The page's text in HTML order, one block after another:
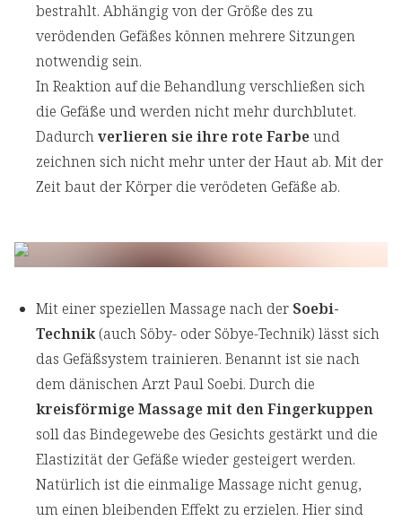
bestrahlt. Abhängig von der Größe des zu
verödenden Gefäßes können mehrere Sitzungen
notwendig sein.
In Reaktion auf die Behandlung verschließen sich
die Gefäße und werden nicht mehr durchblutet.
Dadurchverlieren sie ihre rote Farbeund
zeichnen sich nicht mehr unter der Haut ab. Mit der
Zeit baut der Körper die verödeten Gefäße ab.
Mit einer speziellen Massage nach der Soebi-
Technik(auch Söby- oder Söbye-Technik) lässt sich
das Gefäßsystem trainieren. Benannt ist sie nach
dem dänischen Arzt Paul Soebi. Durch die
kreisförmige Massage mit den Fingerkuppen
soll das Bindegewebe des Gesichts gestärkt und die
Elastizität der Gefäße wieder gesteigert werden.
Natürlich ist die einmalige Massage nicht genug,
um einen bleibenden Effekt zu erzielen. Hier sind